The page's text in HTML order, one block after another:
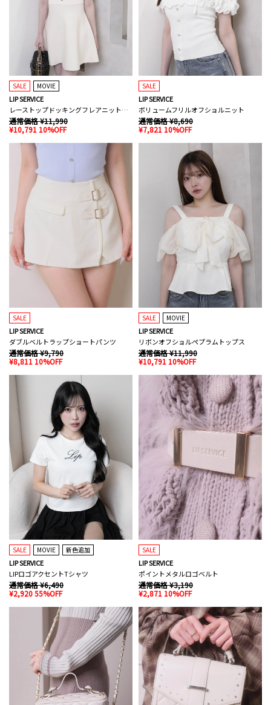
SALE MOVIE
LIP SERVICE
レーストップドッキングフレアニットワンピース
通常価格 ¥11,990
¥10,791 10%OFF
SALE
LIP SERVICE
ボリュームフリルオフショルニット
通常価格 ¥8,690
¥7,821 10%OFF
SALE
LIP SERVICE
ダブルベルトラップショートパンツ
通常価格 ¥9,790
¥8,811 10%OFF
SALE MOVIE
LIP SERVICE
リボンオフショルペプラムトップス
通常価格 ¥11,990
¥10,791 10%OFF
SALE MOVIE 新色追加
LIP SERVICE
LIPロゴアクセントTシャツ
通常価格 ¥6,490
¥2,920 55%OFF
SALE
LIP SERVICE
ポイントメタルロゴベルト
通常価格 ¥3,190
¥2,871 10%OFF